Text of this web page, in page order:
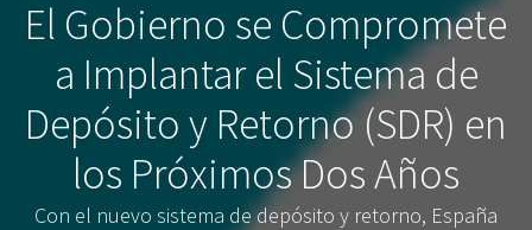
El Gobierno se Compromete
a Implantar el Sistema de
Depósito y Retorno (SDR) en
los Próximos Dos Años
Con el nuevo sistema de depósito y retorno, España